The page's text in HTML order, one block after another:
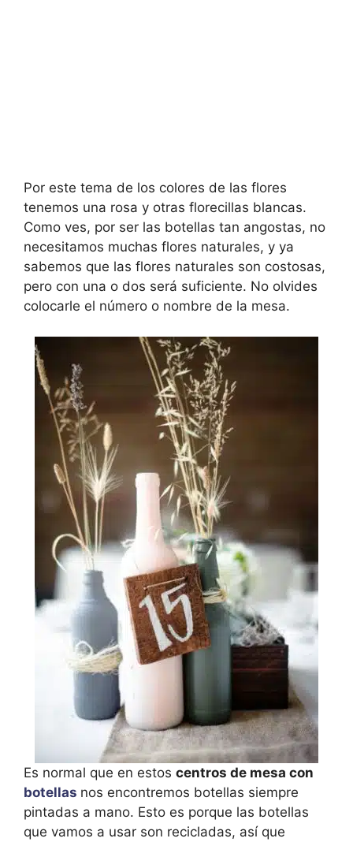
Por este tema de los colores de las flores
tenemos una rosa y otras florecillas blancas.
Como ves, por ser las botellas tan angostas, no
necesitamos muchas flores naturales, y ya
sabemos que las flores naturales son costosas,
pero con una o dos será suficiente. No olvides
colocarle el número o nombre de la mesa.
Es normal que en estos centros de mesa con
botellas nos encontremos botellas siempre
pintadas a mano. Esto es porque las botellas
que vamos a usar son recicladas, así que